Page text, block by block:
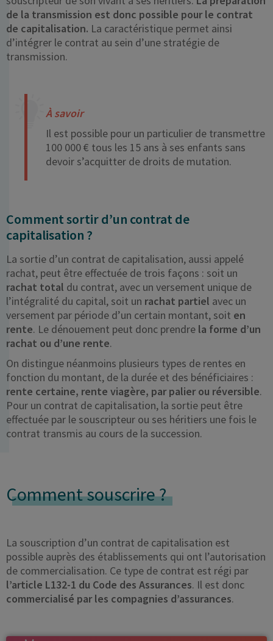
de la transmission est donc possible pour le contrat
de capitalisation. La caractéristique permet ainsi
d’intégrer le contrat au sein d’une stratégie de
transmission.
À savoir
Il est possible pour un particulier de transmettre
100 000 € tous les 15 ans à ses enfants sans
devoir s’acquitter de droits de mutation.
Comment sortir d’un contrat de
capitalisation ?
La sortie d’un contrat de capitalisation, aussi appelé
rachat, peut être effectuée de trois façons : soit un
rachat total du contrat, avec un versement unique de
l’intégralité du capital, soit un rachat partiel avec un
versement par période d’un certain montant, soit en
rente. Le dénouement peut donc prendre la forme d’un
rachat ou d’une rente.
On distingue néanmoins plusieurs types de rentes en
fonction du montant, de la durée et des bénéficiaires :
rente certaine, rente viagère, par palier ou réversible.
Pour un contrat de capitalisation, la sortie peut être
effectuée par le souscripteur ou ses héritiers une fois le
contrat transmis au cours de la succession.
Comment souscrire ?
La souscription d’un contrat de capitalisation est
possible auprès des établissements qui ont l’autorisation
de commercialisation. Ce type de contrat est régi par
l’article L132-1 du Code des Assurances. Il est donc
commercialisé par les compagnies d’assurances.